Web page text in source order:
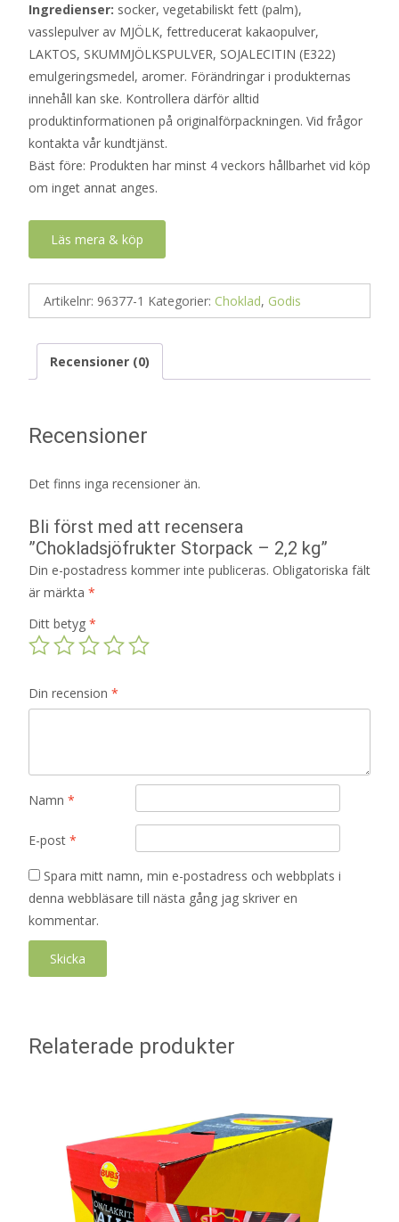
Ingredienser: socker, vegetabiliskt fett (palm),
vasslepulver av MJÖLK, fettreducerat kakaopulver,
LAKTOS, SKUMMJÖLKSPULVER, SOJALECITIN (E322)
emulgeringsmedel, aromer. Förändringar i produkternas
innehåll kan ske. Kontrollera därför alltid
produktinformationen på originalförpackningen. Vid frågor
kontakta vår kundtjänst.
Bäst före: Produkten har minst 4 veckors hållbarhet vid köp
om inget annat anges.
Läs mera & köp
Artikelnr: 96377-1 Kategorier: Choklad, Godis
Recensioner (0)
Recensioner
Det finns inga recensioner än.
Bli först med att recensera
”Chokladsjöfrukter Storpack – 2,2 kg”
Din e-postadress kommer inte publiceras. Obligatoriska fält
är märkta *
Ditt betyg *
Din recension *
Namn *
E-post *
Spara mitt namn, min e-postadress och webbplats i
denna webbläsare till nästa gång jag skriver en
kommentar.
Relaterade produkter